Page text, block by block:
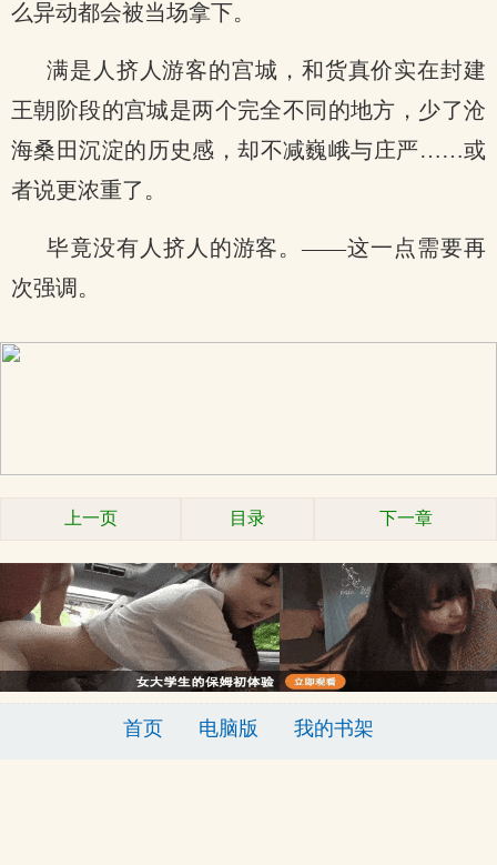
么异动都会被当场拿下。
满是人挤人游客的宫城，和货真价实在封建
王朝阶段的宫城是两个完全不同的地方，少了沧
海桑田沉淀的历史感，却不减巍峨与庄严……或
者说更浓重了。
毕竟没有人挤人的游客。——这一点需要再
次强调。
上一页 目录 下一章
首页 电脑版 我的书架